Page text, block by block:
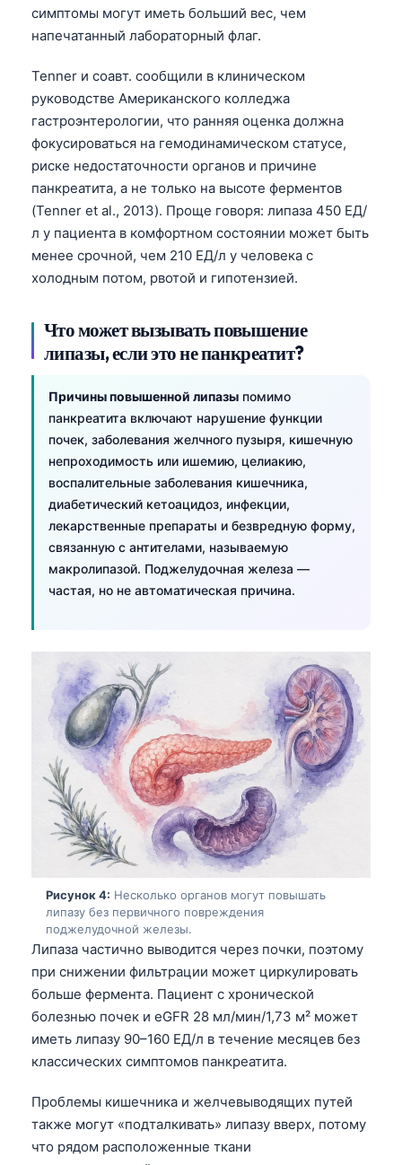
симптомы могут иметь больший вес, чем
напечатанный лабораторный флаг.
Tenner и соавт. сообщили в клиническом
руководстве Американского колледжа
гастроэнтерологии, что ранняя оценка должна
фокусироваться на гемодинамическом статусе,
риске недостаточности органов и причине
панкреатита, а не только на высоте ферментов
(Tenner et al., 2013). Проще говоря: липаза 450 ЕД/
л у пациента в комфортном состоянии может быть
менее срочной, чем 210 ЕД/л у человека с
холодным потом, рвотой и гипотензией.
Что может вызывать повышение
липазы, если это не панкреатит?
Причины повышенной липазы помимо
панкреатита включают нарушение функции
почек, заболевания желчного пузыря, кишечную
непроходимость или ишемию, целиакию,
воспалительные заболевания кишечника,
диабетический кетоацидоз, инфекции,
лекарственные препараты и безвредную форму,
связанную с антителами, называемую
макролипазой. Поджелудочная железа —
частая, но не автоматическая причина.
Рисунок 4: Несколько органов могут повышать
липазу без первичного повреждения
поджелудочной железы.
Липаза частично выводится через почки, поэтому
при снижении фильтрации может циркулировать
больше фермента. Пациент с хронической
болезнью почек и eGFR 28 мл/мин/1,73 м² может
иметь липазу 90–160 ЕД/л в течение месяцев без
классических симптомов панкреатита.
Проблемы кишечника и желчевыводящих путей
также могут «подталкивать» липазу вверх, потому
что рядом расположенные ткани